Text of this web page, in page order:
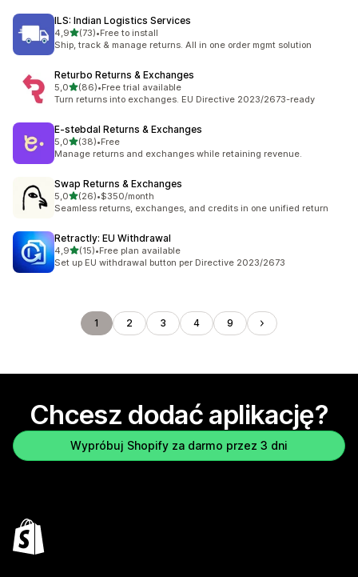
ILS: Indian Logistics Services
4,9na 5 gwiazdek
(73)
Łączna liczba recenzji: 73
•Free to install
Ship, track & manage returns. All in one order mgmt solution
Returbo Returns & Exchanges
5,0na 5 gwiazdek
(86)
Łączna liczba recenzji: 86
•Free trial available
Turn returns into exchanges. EU Directive 2023/2673-ready
E‑stebdal Returns & Exchanges
5,0na 5 gwiazdek
(38)
Łączna liczba recenzji: 38
•Free
Manage returns and exchanges while retaining revenue.
Swap Returns & Exchanges
5,0na 5 gwiazdek
(26)
Łączna liczba recenzji: 26
•$350/month
Seamless returns, exchanges, and credits in one unified return
Retractly: EU Withdrawal
4,9na 5 gwiazdek
(15)
Łączna liczba recenzji: 15
•Free plan available
Set up EU withdrawal button per Directive 2023/2673
1 2 3 4 9
Chcesz dodać aplikację?
Wypróbuj Shopify za darmo przez 3 dni